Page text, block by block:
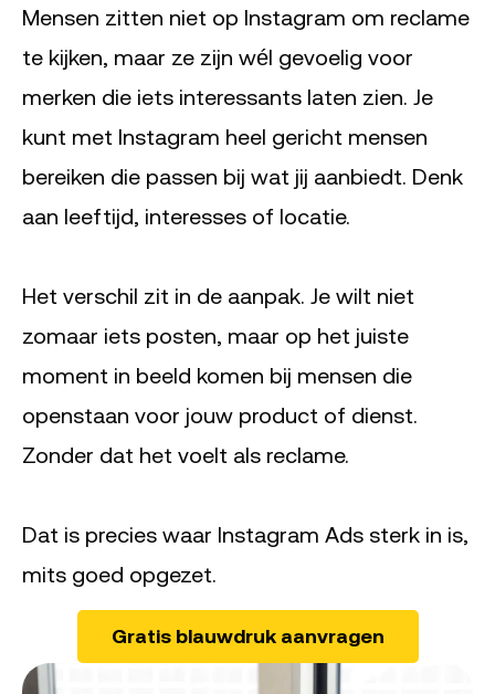
Mensen zitten niet op Instagram om reclame
te kijken, maar ze zijn wél gevoelig voor
merken die iets interessants laten zien. Je
kunt met Instagram heel gericht mensen
bereiken die passen bij wat jij aanbiedt. Denk
aan leeftijd, interesses of locatie.
Het verschil zit in de aanpak. Je wilt niet
zomaar iets posten, maar op het juiste
moment in beeld komen bij mensen die
openstaan voor jouw product of dienst.
Zonder dat het voelt als reclame.
Dat is precies waar Instagram Ads sterk in is,
mits goed opgezet.
Gratis blauwdruk aanvragen